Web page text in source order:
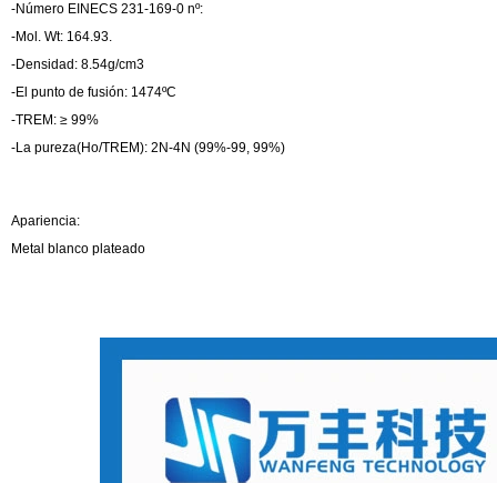
-Número EINECS 231-169-0 nº:
-Mol. Wt: 164.93.
-Densidad: 8.54g/cm3
-El punto de fusión: 1474ºC
-TREM: ≥ 99%
-La pureza(Ho/TREM): 2N-4N (99%-99, 99%)
Apariencia:
Metal blanco plateado